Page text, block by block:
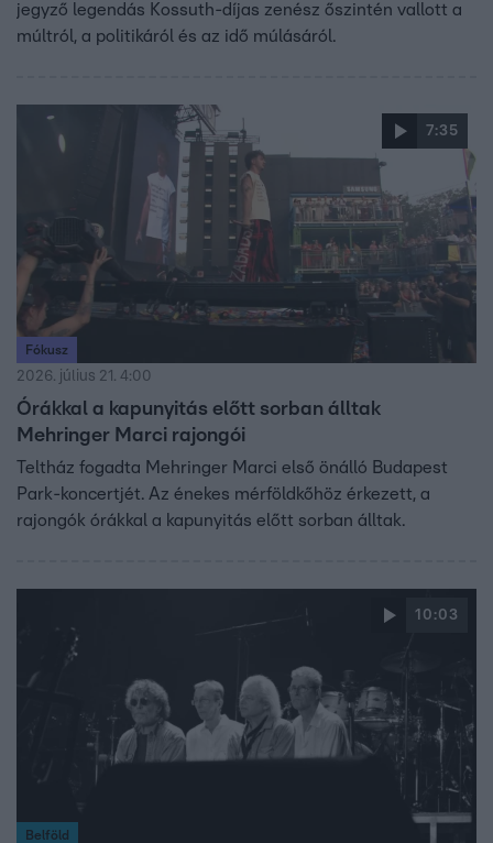
jegyző legendás Kossuth-díjas zenész őszintén vallott a
múltról, a politikáról és az idő múlásáról.
7:35
Fókusz
2026. július 21. 4:00
Órákkal a kapunyitás előtt sorban álltak
Mehringer Marci rajongói
Teltház fogadta Mehringer Marci első önálló Budapest
Park-koncertjét. Az énekes mérföldkőhöz érkezett, a
rajongók órákkal a kapunyitás előtt sorban álltak.
10:03
Belföld